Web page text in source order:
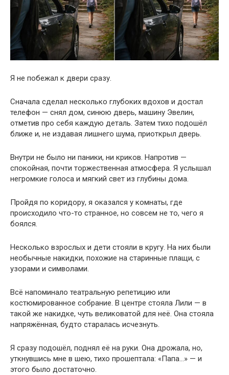
Я не побежал к двери сразу.
Сначала сделал несколько глубоких вдохов и достал
телефон — снял дом, синюю дверь, машину Эвелин,
отметив про себя каждую деталь. Затем тихо подошёл
ближе и, не издавая лишнего шума, приоткрыл дверь.
Внутри не было ни паники, ни криков. Напротив —
спокойная, почти торжественная атмосфера. Я услышал
негромкие голоса и мягкий свет из глубины дома.
Пройдя по коридору, я оказался у комнаты, где
происходило что-то странное, но совсем не то, чего я
боялся.
Несколько взрослых и дети стояли в кругу. На них были
необычные накидки, похожие на старинные плащи, с
узорами и символами.
Всё напоминало театральную репетицию или
костюмированное собрание. В центре стояла Лили — в
такой же накидке, чуть великоватой для неё. Она стояла
напряжённая, будто старалась исчезнуть.
Я сразу подошёл, поднял её на руки. Она дрожала, но,
уткнувшись мне в шею, тихо прошептала: «Папа…» — и
этого было достаточно.